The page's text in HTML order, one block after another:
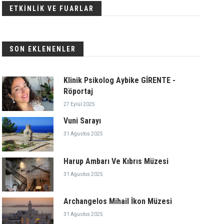
ETKİNLİK VE FUARLAR
SON EKLENENLER
Klinik Psikolog Aybike GİRENTE -
Röportaj
27 Eylül 2025
Vuni Sarayı
31 Ağustos 2025
Harup Ambarı Ve Kıbrıs Müzesi
31 Ağustos 2025
Archangelos Mihail İkon Müzesi
31 Ağustos 2025